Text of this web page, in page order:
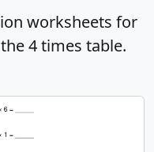
worksheets for
4 times table.